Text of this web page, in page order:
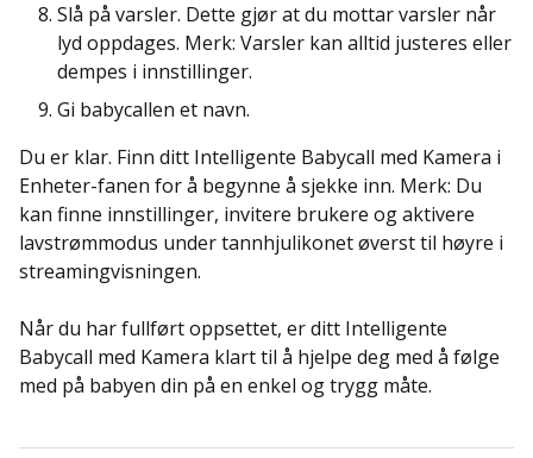
Slå på varsler. Dette gjør at du mottar varsler når
lyd oppdages. Merk: Varsler kan alltid justeres eller
dempes i innstillinger.
Gi babycallen et navn.
Du er klar. Finn ditt Intelligente Babycall med Kamera i
Enheter-fanen for å begynne å sjekke inn. Merk: Du
kan finne innstillinger, invitere brukere og aktivere
lavstrømmodus under tannhjulikonet øverst til høyre i
streamingvisningen.
Når du har fullført oppsettet, er ditt Intelligente
Babycall med Kamera klart til å hjelpe deg med å følge
med på babyen din på en enkel og trygg måte.